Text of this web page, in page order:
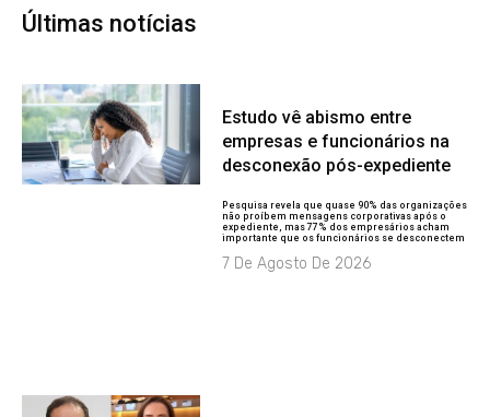
Últimas notícias
Estudo vê abismo entre
empresas e funcionários na
desconexão pós-expediente
Pesquisa revela que quase 90% das organizações
não proíbem mensagens corporativas após o
expediente, mas 77% dos empresários acham
importante que os funcionários se desconectem
7 De Agosto De 2026